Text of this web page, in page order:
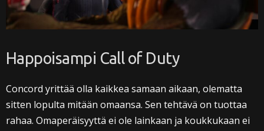
Happoisampi Call of Duty
Concord yrittää olla kaikkea samaan aikaan, olematta
sitten lopulta mitään omaansa. Sen tehtävä on tuottaa
rahaa. Omaperäisyyttä ei ole lainkaan ja koukkukaan ei